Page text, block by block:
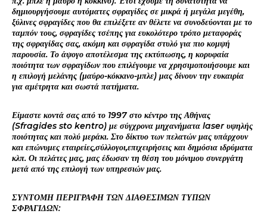
δημιουργήσουμε αυτόματες σφραγίδες σε μικρά ή μεγάλα μεγέθη,
ξύλινες σφραγίδες που θα επιλέξετε αν θέλετε να συνοδεύονται με το
ταμπόν τους, σφραγίδες τσέπης για ευκολότερο τρόπο μεταφοράς
της σφραγίδας σας, ακόμη και σφραγίδα στυλό για πιο κομψή
παρουσία. Το άψογο αποτέλεσμα της εκτύπωσης, η κορυφαία
ποιότητα των σφραγίδων που επιλέγουμε να χρησιμοποιήσουμε και
η επιλογή μελάνης (μαύρο-κόκκινο-μπλε) μας δίνουν την ευκαιρία
για αμέτρητα και σωστά πατήματα.
Είμαστε κοντά σας από το 1997 στο κέντρο της Αθήνας
(Sfragides sto kentro) με σύγχρονα μηχανήματα laser υψηλής
ποιότητας και πολύ μεράκι. Στο δίκτυο των πελατών μας υπάρχουν
και επώνυμες εταιρείες,σύλλογοι,επιχειρήσεις και δημόσια ιδρύματα
κλπ. Οι πελάτες μας, μας έδωσαν τη θέση του μόνιμου συνεργάτη
μετά από της επιλογή των υπηρεσιών μας.
ΣΥΝΤΟΜΗ ΠΕΡΙΓΡΑΦΗ ΤΩΝ ΔΙΑΘΕΣΙΜΩΝ ΤΥΠΩΝ
ΣΦΡΑΓΙΔΩΝ: